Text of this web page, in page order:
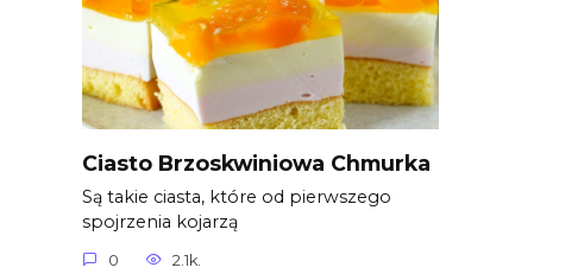
Ciasto Brzoskwiniowa Chmurka
Są takie ciasta, które od pierwszego
spojrzenia kojarzą
0 2.1k.